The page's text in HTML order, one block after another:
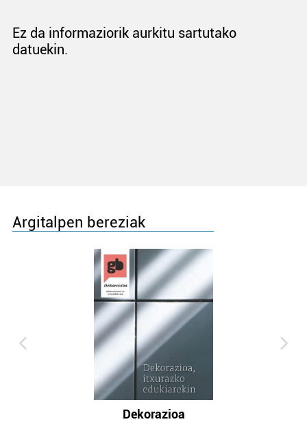
Ez da informaziorik aurkitu sartutako
datuekin.
Argitalpen bereziak
Dekorazioa